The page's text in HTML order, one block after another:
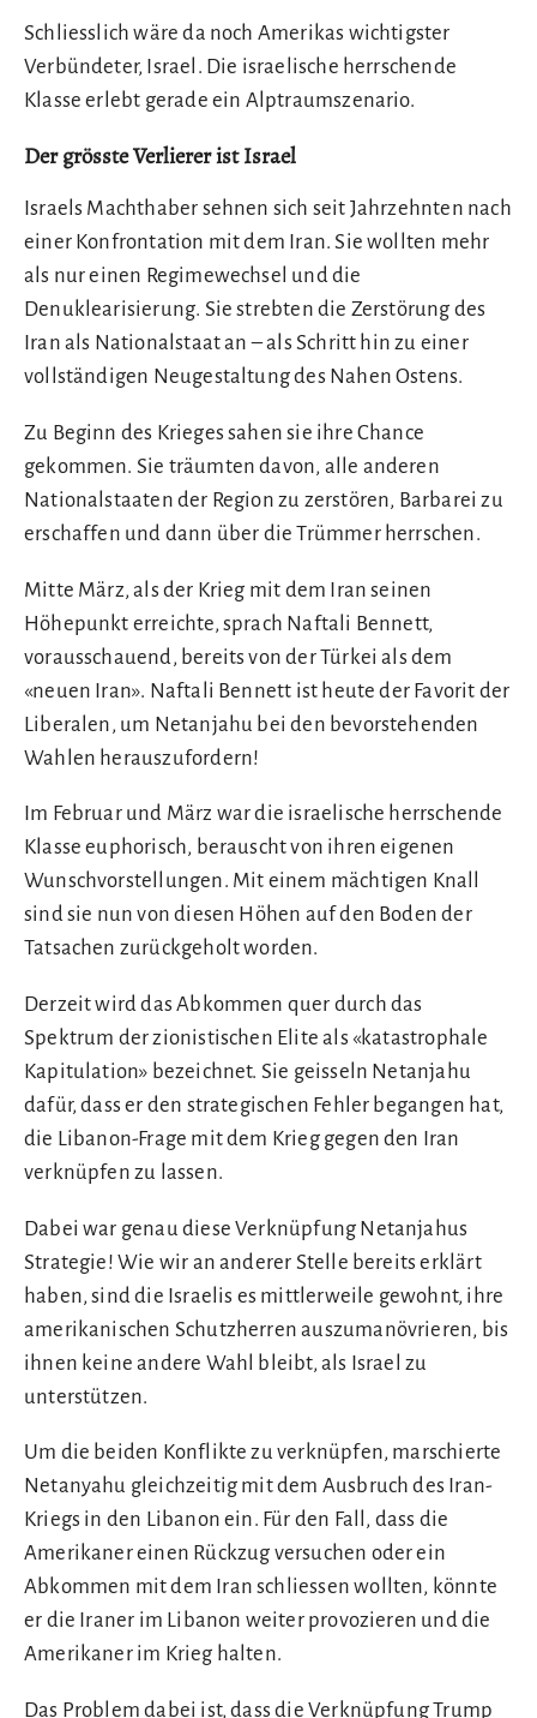
Schliesslich wäre da noch Amerikas wichtigster
Verbündeter, Israel. Die israelische herrschende
Klasse erlebt gerade ein Alptraumszenario.
Der grösste Verlierer ist Israel
Israels Machthaber sehnen sich seit Jahrzehnten nach
einer Konfrontation mit dem Iran. Sie wollten mehr
als nur einen Regimewechsel und die
Denuklearisierung. Sie strebten die Zerstörung des
Iran als Nationalstaat an – als Schritt hin zu einer
vollständigen Neugestaltung des Nahen Ostens.
Zu Beginn des Krieges sahen sie ihre Chance
gekommen. Sie träumten davon, alle anderen
Nationalstaaten der Region zu zerstören, Barbarei zu
erschaffen und dann über die Trümmer herrschen.
Mitte März, als der Krieg mit dem Iran seinen
Höhepunkt erreichte, sprach Naftali Bennett,
vorausschauend, bereits von der Türkei als dem
«neuen Iran». Naftali Bennett ist heute der Favorit der
Liberalen, um Netanjahu bei den bevorstehenden
Wahlen herauszufordern!
Im Februar und März war die israelische herrschende
Klasse euphorisch, berauscht von ihren eigenen
Wunschvorstellungen. Mit einem mächtigen Knall
sind sie nun von diesen Höhen auf den Boden der
Tatsachen zurückgeholt worden.
Derzeit wird das Abkommen quer durch das
Spektrum der zionistischen Elite als «katastrophale
Kapitulation» bezeichnet. Sie geisseln Netanjahu
dafür, dass er den strategischen Fehler begangen hat,
die Libanon-Frage mit dem Krieg gegen den Iran
verknüpfen zu lassen.
Dabei war genau diese Verknüpfung Netanjahus
Strategie! Wie wir an anderer Stelle bereits erklärt
haben, sind die Israelis es mittlerweile gewohnt, ihre
amerikanischen Schutzherren auszumanövrieren, bis
ihnen keine andere Wahl bleibt, als Israel zu
unterstützen.
Um die beiden Konflikte zu verknüpfen, marschierte
Netanyahu gleichzeitig mit dem Ausbruch des Iran-
Kriegs in den Libanon ein. Für den Fall, dass die
Amerikaner einen Rückzug versuchen oder ein
Abkommen mit dem Iran schliessen wollten, könnte
er die Iraner im Libanon weiter provozieren und die
Amerikaner im Krieg halten.
Das Problem dabei ist, dass die Verknüpfung Trump